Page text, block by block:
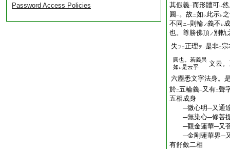
Password Access Policies
其假義一而形體可レ
圓 一。故ニ如 レ此示レ
不同 ニ一則輪ノ義不 レ
也。尊勝佛頂ノ 別軌
失 フ 二正理 ヲ一是非二宗
圓也。若義異
如 レ是云乎
文云
六塵悉文字法身。
於二五輪義一又有二聲
五相成身
─微心明─又通
─無染心─修菩
─觀金蓮華─又菩
─金剛蓮華界─又
有舒斂二相